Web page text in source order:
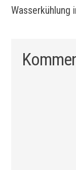
Wasserkühlung